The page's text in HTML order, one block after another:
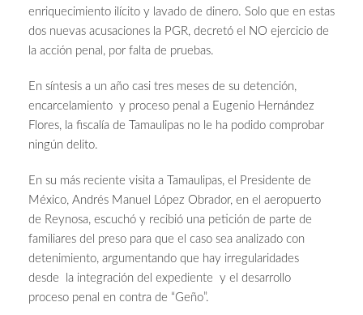
enriquecimiento ilícito y lavado de dinero. Solo que en estas
dos nuevas acusaciones la PGR, decretó el NO ejercicio de
la acción penal, por falta de pruebas.
En síntesis a un año casi tres meses de su detención,
encarcelamiento y proceso penal a Eugenio Hernández
Flores, la fiscalía de Tamaulipas no le ha podido comprobar
ningún delito.
En su más reciente visita a Tamaulipas, el Presidente de
México, Andrés Manuel López Obrador, en el aeropuerto
de Reynosa, escuchó y recibió una petición de parte de
familiares del preso para que el caso sea analizado con
detenimiento, argumentando que hay irregularidades
desde la integración del expediente y el desarrollo
proceso penal en contra de “Geño”.